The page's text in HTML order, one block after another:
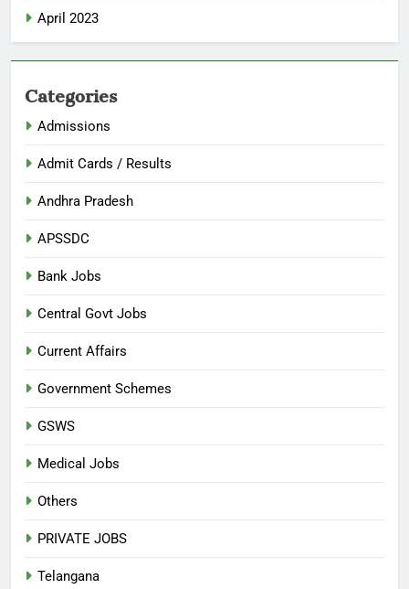
April 2023
Categories
Admissions
Admit Cards / Results
Andhra Pradesh
APSSDC
Bank Jobs
Central Govt Jobs
Current Affairs
Government Schemes
GSWS
Medical Jobs
Others
PRIVATE JOBS
Telangana